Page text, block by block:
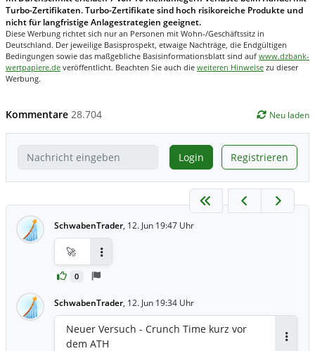
Turbo-Zertifikaten. Turbo-Zertifikate sind hoch risikoreiche Produkte und
nicht für langfristige Anlagestrategien geeignet.
Diese Werbung richtet sich nur an Personen mit Wohn-/Geschäftssitz in
Deutschland. Der jeweilige Basisprospekt, etwaige Nachträge, die Endgültigen
Bedingungen sowie das maßgebliche Basisinformationsblatt sind auf www.dzbank-
wertpapiere.de veröffentlicht. Beachten Sie auch die weiteren Hinweise zu dieser
Werbung.
Kommentare 28.704 Neu laden
Login Registrieren
SchwabenTrader, 12. Jun 19:47 Uhr
0
🚀
SchwabenTrader, 12. Jun 19:34 Uhr
Neuer Versuch - Crunch Time kurz vor
dem ATH